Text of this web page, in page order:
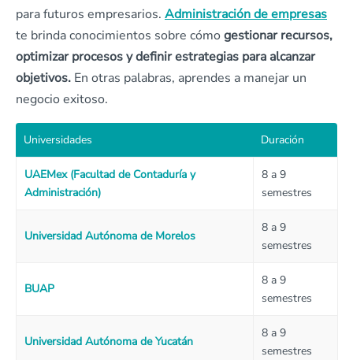
para futuros empresarios. Administración de empresas
te brinda conocimientos sobre cómo gestionar recursos,
optimizar procesos y definir estrategias para alcanzar
objetivos. En otras palabras, aprendes a manejar un
negocio exitoso.
Universidades Duración
UAEMex (Facultad de Contaduría y
Administración)
8 a 9
semestres
Universidad Autónoma de Morelos
8 a 9
semestres
BUAP
8 a 9
semestres
Universidad Autónoma de Yucatán
8 a 9
semestres